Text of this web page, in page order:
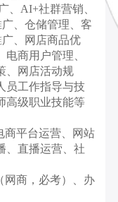
、AI+社群营销、
、仓储管理、客
、网店商品优
商用户管理、
、网店活动规
员工作指导与技
高级职业技能等
商平台运营、网站
、直播运营、社
网商，必考）、办